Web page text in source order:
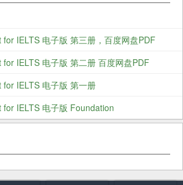
IELTS 电子版 第三册，百度网盘PDF
IELTS 电子版 第二册 百度网盘PDF
IELTS 电子版 第一册
IELTS 电子版 Foundation